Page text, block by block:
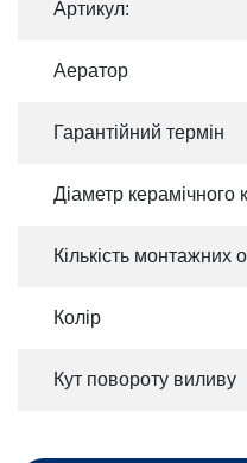
Артикул:
Аератор
Гарантійний термін
Діаметр керамічного
Кількість монтажних
Колір
Кут повороту виливу